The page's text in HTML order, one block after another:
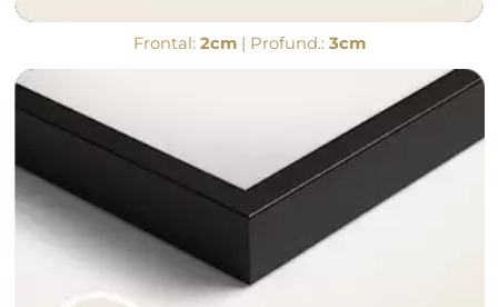
Frontal: 2cm| Profund.: 3cm